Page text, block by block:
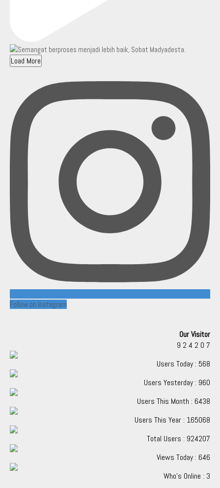
Load More
Follow on Instagram
Our Visitor
9 2 4 2 0 7
Users Today : 568
Users Yesterday : 960
Users This Month : 6438
Users This Year : 165068
Total Users : 924207
Views Today : 646
Who's Online : 3